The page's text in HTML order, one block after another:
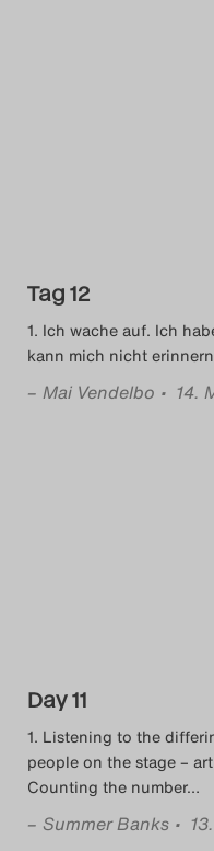
Tag 12
1. Ich wache auf. Ich
kann mich nicht
– Mai Vendelbo • 14.
Day 11
1. Listening to the
people on the stage –
Counting the number…
– Summer Banks •